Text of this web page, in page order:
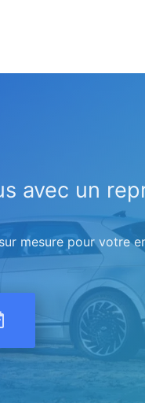
avec un
mesure pour votre